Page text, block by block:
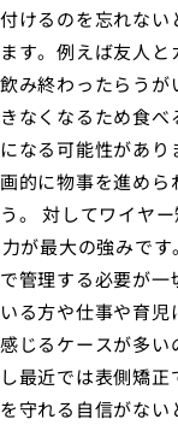
けるのを忘れな
す。例えば友人
み終わったらう
なくなるため食
なる可能性があり
的に物事を進め
。 対してワイヤ
が最大の強みで
管理する必要が
る方や仕事や育児
じるケースが多
最近では表側矯
守れる自信がな